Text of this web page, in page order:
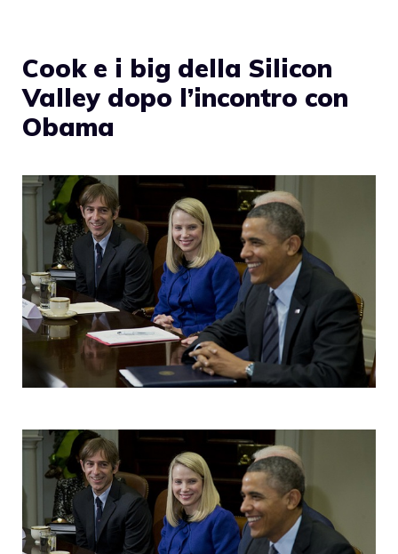
Cook e i big della Silicon
Valley dopo l’incontro con
Obama